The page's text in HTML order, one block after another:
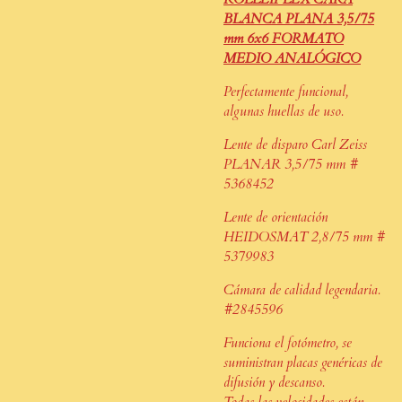
BLANCA PLANA 3,5/75
mm 6x6 FORMATO
MEDIO ANALÓGICO
Perfectamente funcional,
algunas huellas de uso.
Lente de disparo Carl Zeiss
PLANAR 3,5/75 mm #
5368452
Lente de orientación
HEIDOSMAT 2,8/75 mm #
5379983
Cámara de calidad legendaria.
#2845596
Funciona el fotómetro, se
suministran placas genéricas de
difusión y descanso.